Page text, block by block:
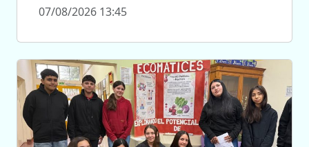
07/08/2026 13:45